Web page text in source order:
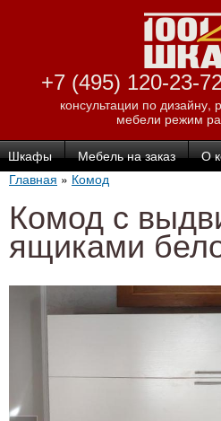
Перейти к
основному
содержанию
+7 (495) 120-23-
консультации по
мебели режим
Шкафы Мебель на заказ О
Главная » Комод
Комод с
ящиками